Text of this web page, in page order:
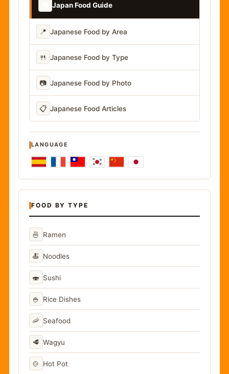
Japan Food Guide
📍 Japanese Food by Area
🍴 Japanese Food by Type
📷 Japanese Food by Photo
📋 Japanese Food Articles
LANGUAGE
FOOD BY TYPE
🍜 Ramen
🍝 Noodles
🍣 Sushi
🍚 Rice Dishes
🦐 Seafood
🥩 Wagyu
🍲 Hot Pot